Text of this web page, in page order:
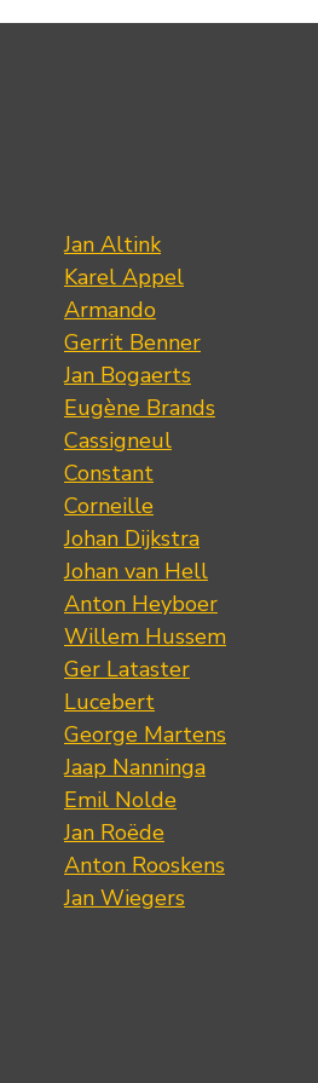
Jan Altink
Karel Appel
Armando
Gerrit Benner
Jan Bogaerts
Eugène Brands
Cassigneul
Constant
Corneille
Johan Dijkstra
Johan van Hell
Anton Heyboer
Willem Hussem
Ger Lataster
Lucebert
George Martens
Jaap Nanninga
Emil Nolde
Jan Roëde
Anton Rooskens
Jan Wiegers